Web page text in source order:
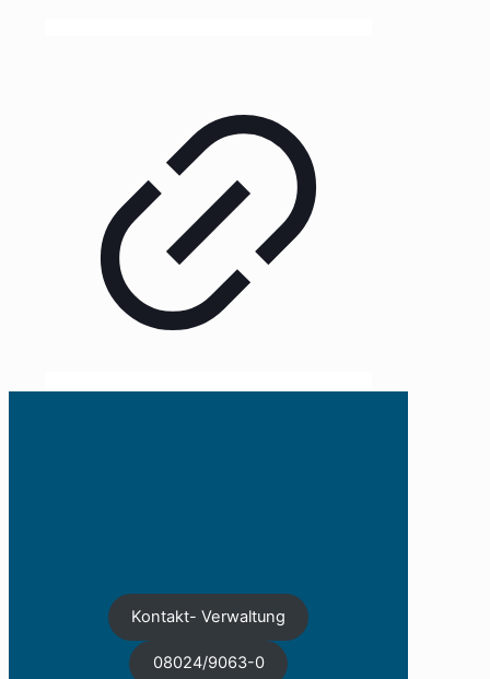
Kontakt- Verwaltung
08024/9063-0